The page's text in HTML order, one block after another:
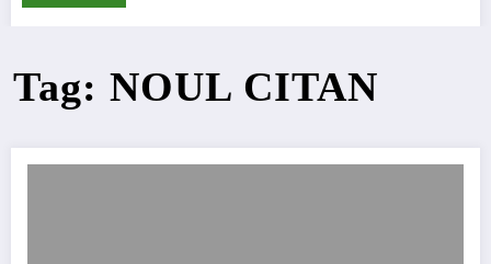
Tag: NOUL CITAN